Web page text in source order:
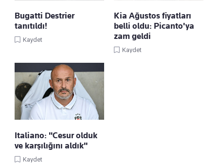
Bugatti Destrier
tanıtıldı!
Kaydet
Kia Ağustos fiyatları
belli oldu: Picanto'ya
zam geldi
Kaydet
Italiano: "Cesur olduk
ve karşılığını aldık"
Kaydet